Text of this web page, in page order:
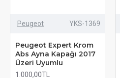
Peugeot YKS-1369
Peugeot Expert Krom
Abs Ayna Kapağı 2017
Üzeri Uyumlu
1.000,00TL